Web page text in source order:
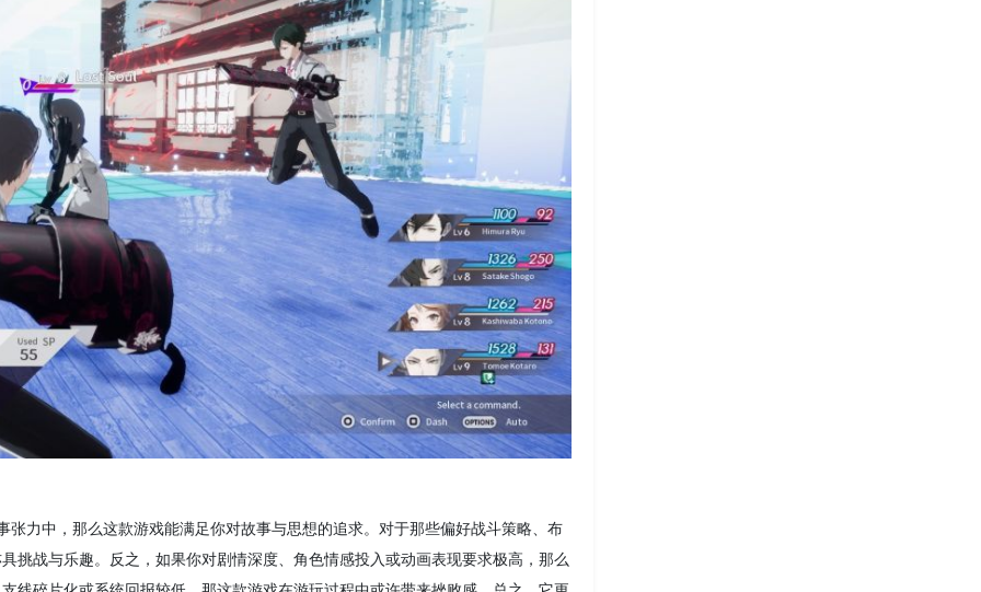
张力中，那么这款游戏能满足你对故事与思想的追求。对于那些偏好战斗策略、布
挑战与乐趣。反之，如果你对剧情深度、角色情感投入或动画表现要求极高，那么